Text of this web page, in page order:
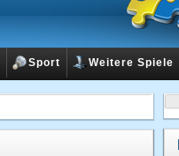
Sport Weitere Spiele